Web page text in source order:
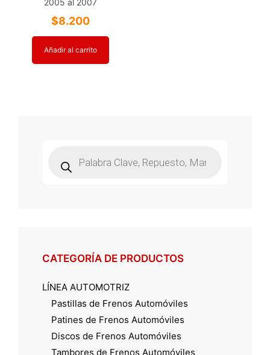
$8.200
Añadir al carrito
productos
CATEGORÍA DE PRODUCTOS
LÍNEA AUTOMOTRIZ
Pastillas de Frenos Automóviles
Patines de Frenos Automóviles
Discos de Frenos Automóviles
Tambores de Frenos Automóviles